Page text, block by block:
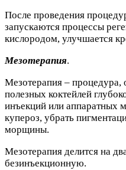
После проведения
запускаются процессы
кислородом, улучшается
Мезотерапия.
Мезотерапия – процедура,
полезных коктейлей
инъекций или аппаратных
купероз, убрать
морщины.
Мезотерапия делится на
безинъекционную.